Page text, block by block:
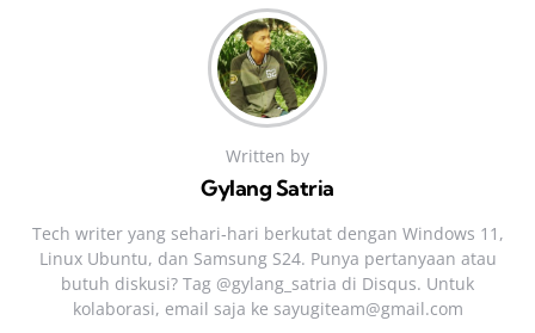
Written by
Gylang Satria
Tech writer yang sehari‑hari berkutat dengan Windows 11,
Linux Ubuntu, dan Samsung S24. Punya pertanyaan atau
butuh diskusi? Tag @gylang_satria di Disqus. Untuk
kolaborasi, email saja ke sayugiteam@gmail.com